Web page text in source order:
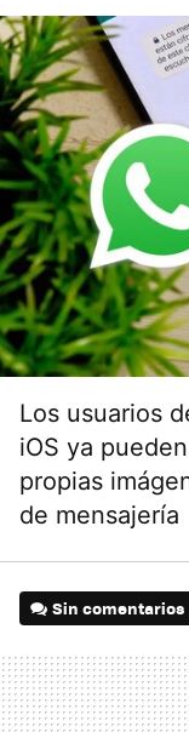
Los usuarios
iOS ya
propias
de mensajería
Sin comentarios